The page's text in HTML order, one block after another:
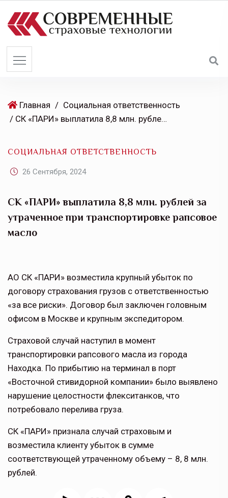
Главная / Социальная ответственность
/ СК «ПАРИ» выплатила 8,8 млн. рублей за утраченное при транспортировке рапсовое масло
СОЦИАЛЬНАЯ ОТВЕТСТВЕННОСТЬ
26 Сентября, 2024
СК «ПАРИ» выплатила 8,8 млн. рублей за
утраченное при транспортировке рапсовое
масло
АО СК «ПАРИ» возместила крупный убыток по
договору страхования грузов с ответственностью
«за все риски». Договор был заключен головным
офисом в Москве и крупным экспедитором.
Страховой случай наступил в момент
транспортировки рапсового масла из города
Находка. По прибытию на терминал в порт
«Восточной стивидорной компании» было выявлено
нарушение целостности флекситанков, что
потребовало перелива груза.
СК «ПАРИ» признала случай страховым и
возместила клиенту убыток в сумме
соответствующей утраченному объему – 8, 8 млн.
рублей.